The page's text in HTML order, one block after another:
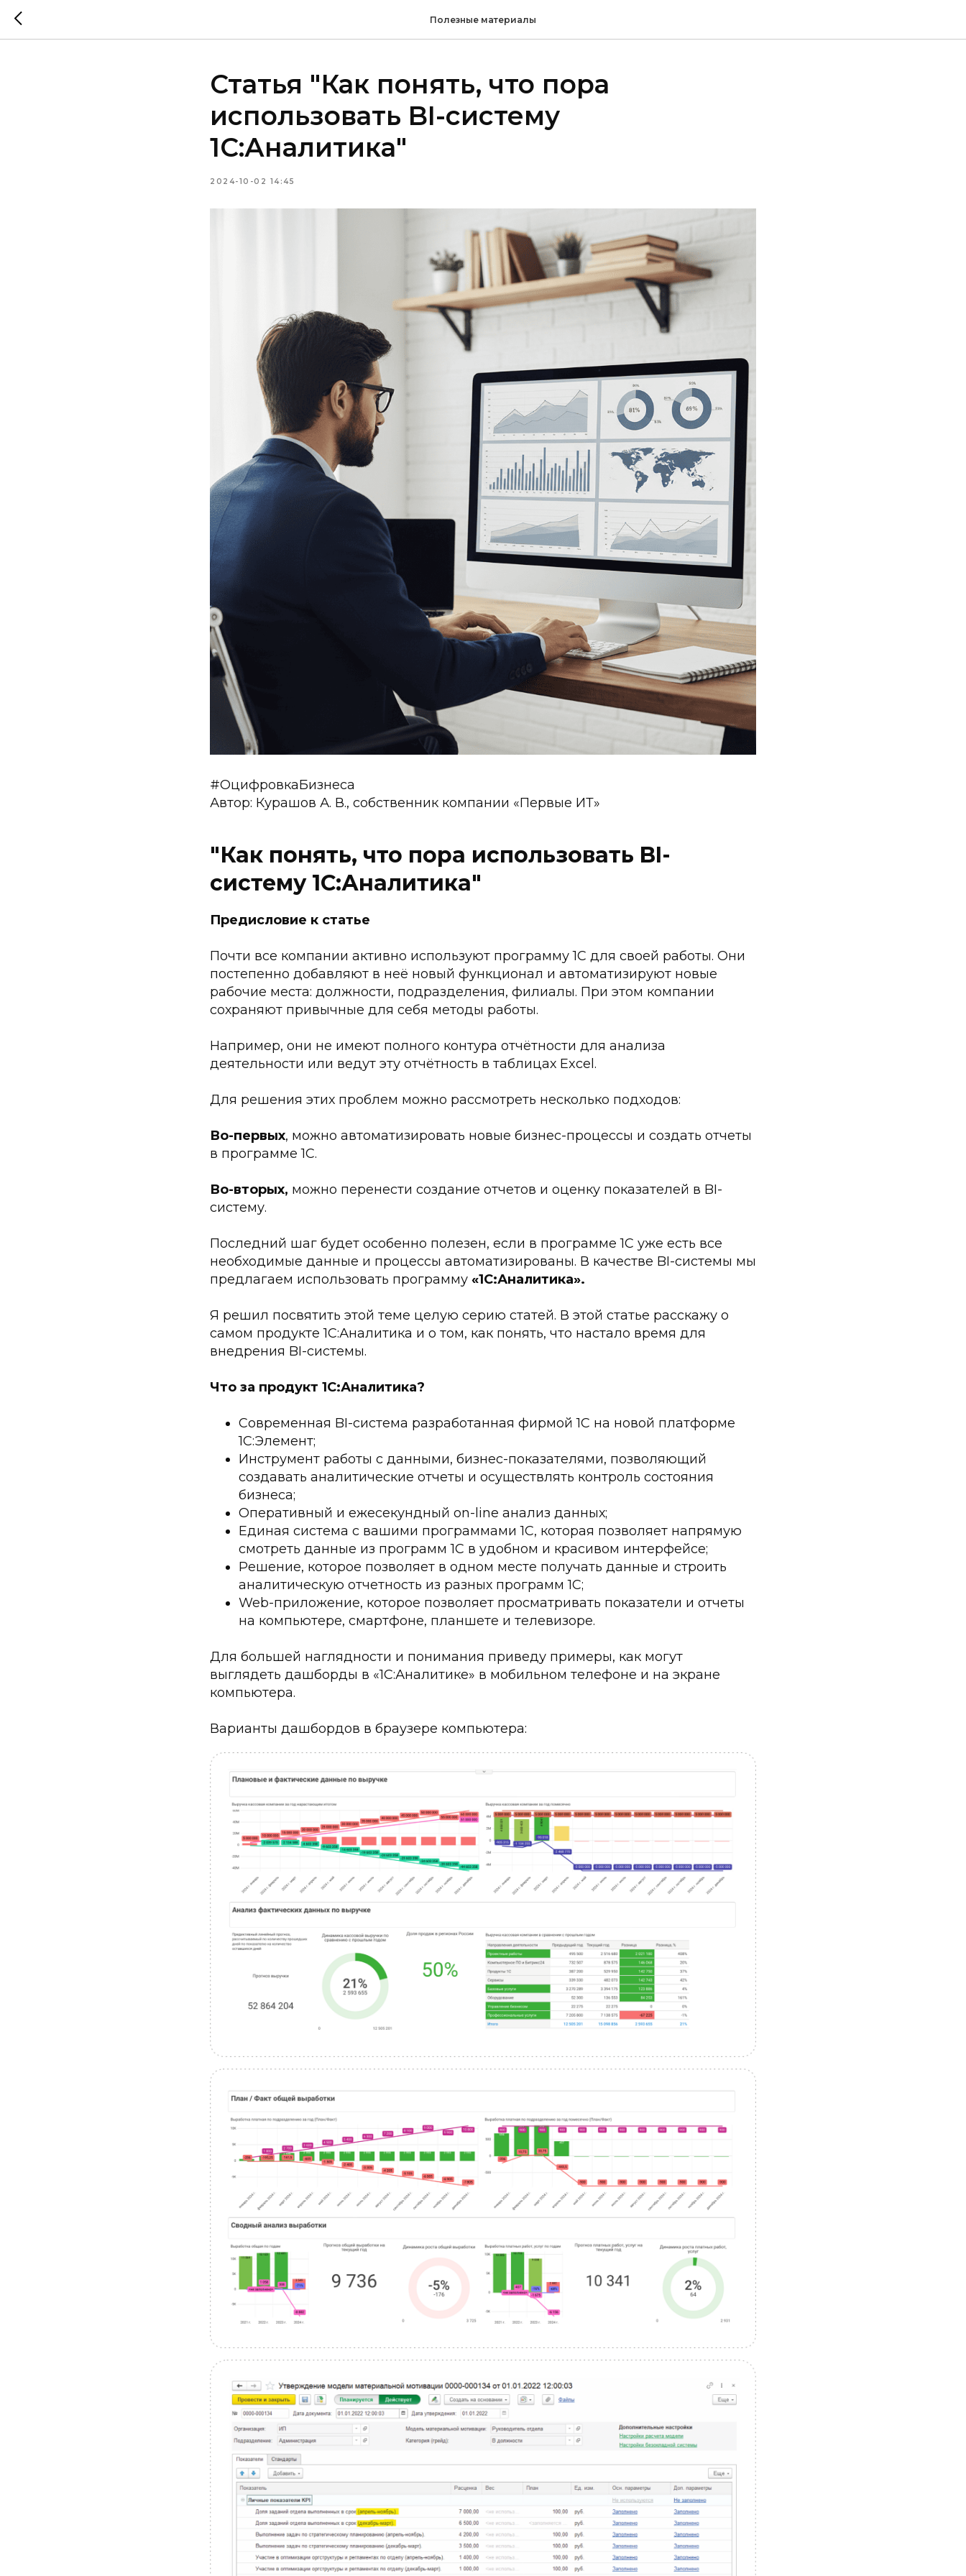
Полезные материалы
Статья "Как понять, что пора
использовать BI-систему
1С:Аналитика"
2024-10-02 14:45
#ОцифровкаБизнеса
Автор: Курашов А. В., собственник компании «Первые ИТ»
"Как понять, что пора использовать BI-
систему 1С:Аналитика"
Предисловие к статье
Почти все компании активно используют программу 1С для своей работы. Они
постепенно добавляют в неё новый функционал и автоматизируют новые
рабочие места: должности, подразделения, филиалы. При этом компании
сохраняют привычные для себя методы работы.
Например, они не имеют полного контура отчётности для анализа
деятельности или ведут эту отчётность в таблицах Excel.
Для решения этих проблем можно рассмотреть несколько подходов:
Во-первых, можно автоматизировать новые бизнес-процессы и создать отчеты
в программе 1С.
Во-вторых, можно перенести создание отчетов и оценку показателей в BI-
систему.
Последний шаг будет особенно полезен, если в программе 1С уже есть все
необходимые данные и процессы автоматизированы. В качестве BI-системы мы
предлагаем использовать программу «1С:Аналитика».
Я решил посвятить этой теме целую серию статей. В этой статье расскажу о
самом продукте 1С:Аналитика и о том, как понять, что настало время для
внедрения BI-системы.
Что за продукт 1С:Аналитика?
Современная BI-система разработанная фирмой 1С на новой платформе
1С:Элемент;
Инструмент работы с данными, бизнес-показателями, позволяющий
создавать аналитические отчеты и осуществлять контроль состояния
бизнеса;
Оперативный и ежесекундный on-line анализ данных;
Единая система с вашими программами 1С, которая позволяет напрямую
смотреть данные из программ 1С в удобном и красивом интерфейсе;
Решение, которое позволяет в одном месте получать данные и строить
аналитическую отчетность из разных программ 1С;
Web-приложение, которое позволяет просматривать показатели и отчеты
на компьютере, смартфоне, планшете и телевизоре.
Для большей наглядности и понимания приведу примеры, как могут
выглядеть дашборды в «1С:Аналитике» в мобильном телефоне и на экране
компьютера.
Варианты дашбордов в браузере компьютера: